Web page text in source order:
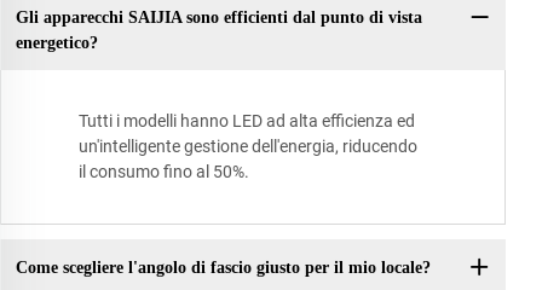
Gli apparecchi SAIJIA sono efficienti dal punto di vista
energetico?
Tutti i modelli hanno LED ad alta efficienza ed
un'intelligente gestione dell'energia, riducendo
il consumo fino al 50%.
Come scegliere l'angolo di fascio giusto per il mio locale?